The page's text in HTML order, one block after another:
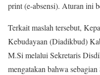
print (e-absensi). Aturan ini
Terkait maslah tersebut,
Kebudayaan (Diadikbud)
M.Si melalui Sekretaris
mengatakan bahwa